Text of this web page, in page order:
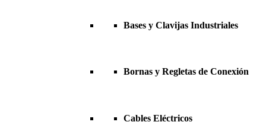
Bases y Clavijas Industriales
Bornas y Regletas de Conexión
Cables Eléctricos